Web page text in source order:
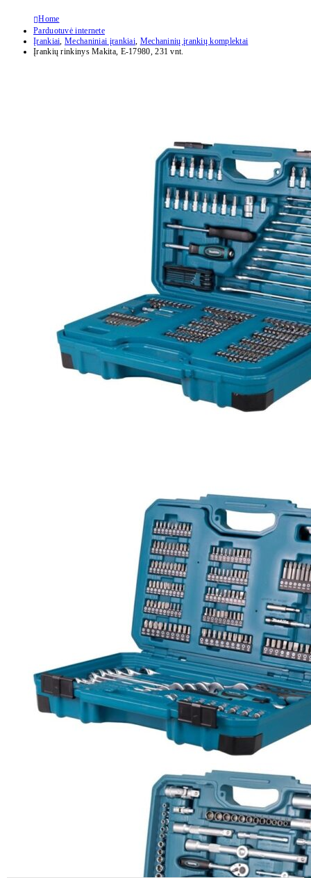
Home
Parduotuvė internete
Įrankiai,Mechaniniai įrankiai, Mechaninių įrankių komplektai
Įrankių rinkinys Makita, E-17980, 231 vnt.